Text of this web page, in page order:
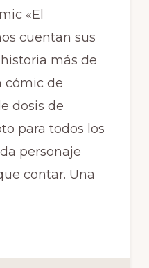
«El
cuentan sus
más de
cómic de
dosis de
para todos los
personaje
contar. Una